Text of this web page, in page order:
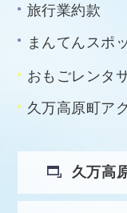
旅行業約款
まんてんスポ
おもごレンタ
久万高原町ア
久万高